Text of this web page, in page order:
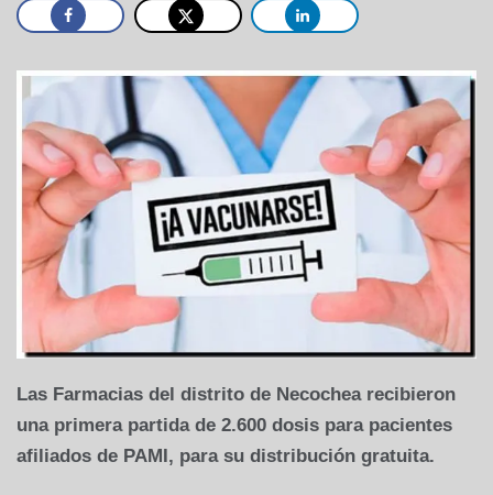
Las Farmacias del distrito de Necochea recibieron
una primera partida de 2.600 dosis para pacientes
afiliados de PAMI, para su distribución gratuita.